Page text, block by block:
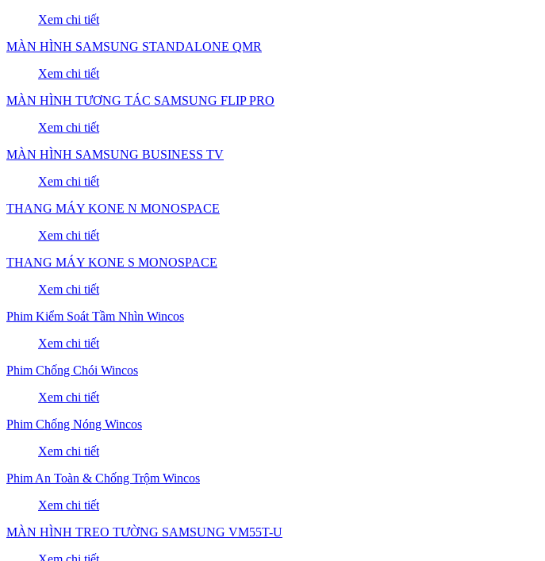
Xem chi tiết
MÀN HÌNH SAMSUNG STANDALONE QMR
Xem chi tiết
MÀN HÌNH TƯƠNG TÁC SAMSUNG FLIP PRO
Xem chi tiết
MÀN HÌNH SAMSUNG BUSINESS TV
Xem chi tiết
THANG MÁY KONE N MONOSPACE
Xem chi tiết
THANG MÁY KONE S MONOSPACE
Xem chi tiết
Phim Kiểm Soát Tầm Nhìn Wincos
Xem chi tiết
Phim Chống Chói Wincos
Xem chi tiết
Phim Chống Nóng Wincos
Xem chi tiết
Phim An Toàn & Chống Trộm Wincos
Xem chi tiết
MÀN HÌNH TREO TƯỜNG SAMSUNG VM55T-U